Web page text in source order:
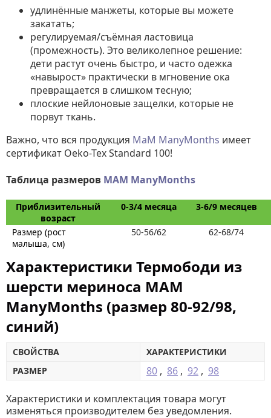
удлинённые манжеты, которые вы можете
закатать;
регулируемая/съёмная ластовица
(промежность). Это великолепное решение:
дети растут очень быстро, и часто одежка
«навырост» практически в мгновение ока
превращается в слишком тесную;
плоские нейлоновые защелки, которые не
порвут ткань.
Важно, что вся продукция МаМ ManyMonths имеет
сертификат Oeko-Tex Standard 100!
Таблица размеров MAM ManyMonths
Приблизительный
возраст
0-3/4 месяца 3-6/9 месяцев
Размер (рост
малыша, см)
50-56/62 62-68/74
Характеристики Термободи из
шерсти мериноса MAM
ManyMonths (размер 80-92/98,
синий)
СВОЙСТВА
ХАРАКТЕРИСТИКИ
РАЗМЕР
80 , 86 , 92 , 98
Характеристики и комплектация товара могут
изменяться производителем без уведомления.